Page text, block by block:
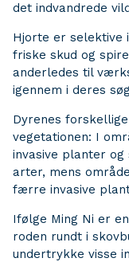
det indvandrede
Hjorte er
friske skud og
anderledes til
igennem i deres
Dyrenes
vegetationen: I
invasive planter
arter, mens
færre invasive
Ifølge Ming Ni er
roden rundt i
undertrykke visse